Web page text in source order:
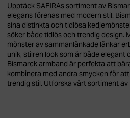
Upptäck SAFIRAs sortiment av
elegans förenas med modern stil.
sina distinkta och tidlösa
söker både tidlös och trendig design.
mönster av sammanlänkade länkar
unik, stilren look som är både elegant
Bismarck armband är perfekta att
kombinera med andra smycken för
trendig stil. Utforska vårt sortiment av